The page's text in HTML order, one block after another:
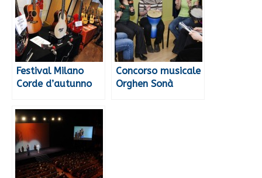
Festival Milano
Corde d’autunno
Concorso musicale
Orghen Sonà